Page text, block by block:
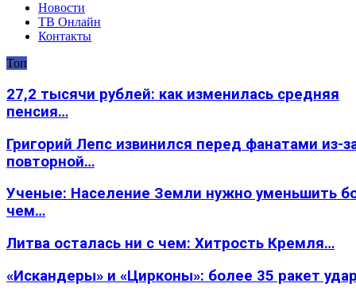
Новости
ТВ Онлайн
Контакты
Топ
27,2 тысячи рублей: как изменилась средняя
пенсия…
Григорий Лепс извинился перед фанатами из-
повторной…
Ученые: Население Земли нужно уменьшить
чем…
Литва осталась ни с чем: Хитрость Кремля…
«Искандеры» и «Цирконы»: более 35 ракет